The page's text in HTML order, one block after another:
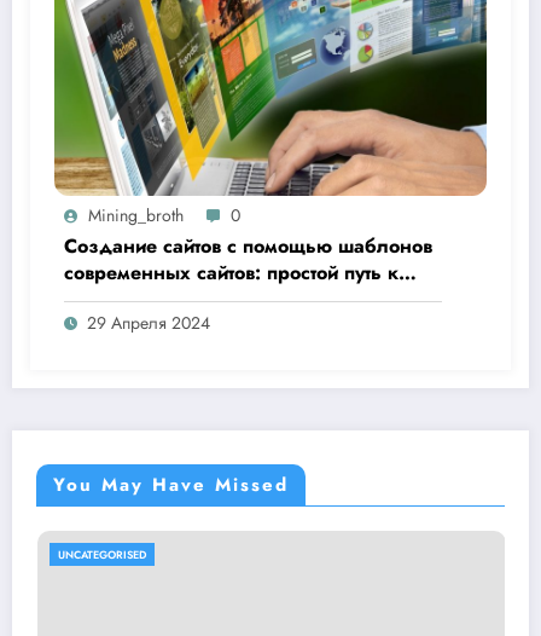
Mining_broth 0
Создание сайтов с помощью шаблонов
современных сайтов: простой путь к
качественному веб-присутствию
29 Апреля 2024
You May Have Missed